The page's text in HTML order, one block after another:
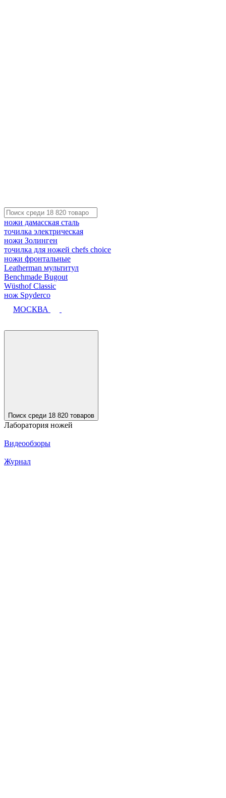
ножи дамасская сталь
точилка электрическая
ножи Золинген
точилка для ножей chefs choice
ножи фронтальные
Leatherman мультитул
Benchmade Bugout
Wüsthof Classic
нож Spyderco
МОСКВА
Поиск среди 18 820 товаров
Лаборатория ножей
Видеообзоры
Журнал